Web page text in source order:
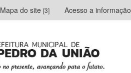
Mapa do site [3] Acesso a informação